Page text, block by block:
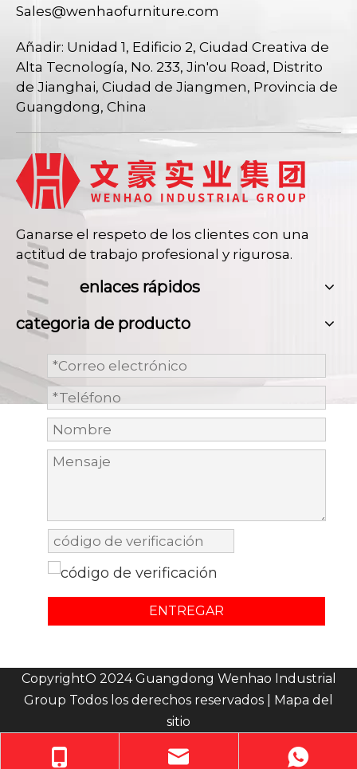
Sales@wenhaofurniture.com
Añadir: Unidad 1, Edificio 2, Ciudad Creativa de
Alta Tecnología, No. 233, Jin'ou Road, Distrito
de Jianghai, Ciudad de Jiangmen, Provincia de
Guangdong, China
Ganarse el respeto de los clientes con una
actitud de trabajo profesional y rigurosa.
enlaces rápidos
categoria de producto
ENTREGAR
CopyrightO 2024 Guangdong Wenhao Industrial
Group Todos los derechos reservados | Mapa del
sitio